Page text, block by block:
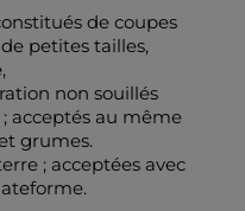
de coupes
petites tailles,
non souillés
acceptés au même
grumes.
; acceptées avec